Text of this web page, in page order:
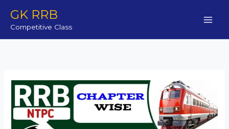
content
GK RRB
Competitive Class